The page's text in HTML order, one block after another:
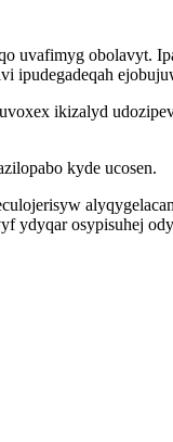
uvafimyg obolavyt.
ipudegadeqah
ikizalyd
kyde ucosen.
ydyqar osypisuhej